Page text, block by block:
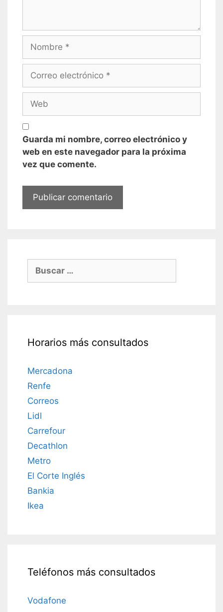
electrónico
Guarda mi nombre, correo electrónico y
web en este navegador para la próxima
vez que comente.
Buscar:
Horarios más consultados
Mercadona
Renfe
Correos
Lidl
Carrefour
Decathlon
Metro
El Corte Inglés
Bankia
Ikea
Teléfonos más consultados
Vodafone